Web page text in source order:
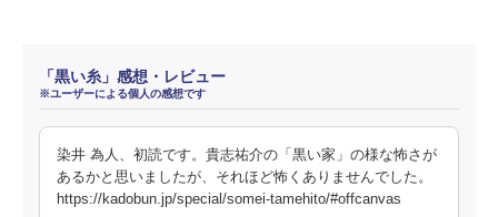
「黒い糸」感想・レビュー
※ユーザーによる個人の感想です
染井 為人、初読です。貴志祐介の「黒い家」の様な怖さが
あるかと思いましたが、それほど怖くありませんでした。
https://kadobun.jp/special/somei-tamehito/#offcanvas